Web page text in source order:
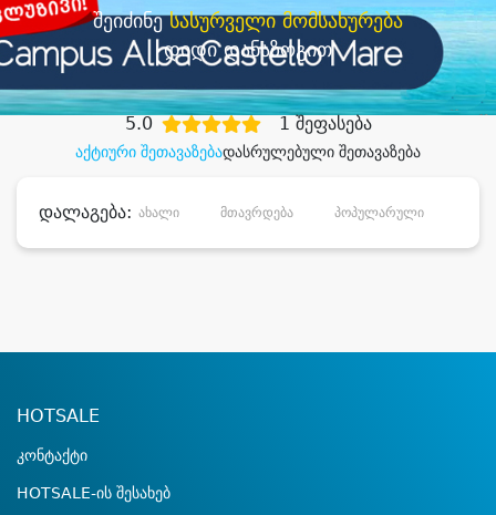
შეიძინესასურველი მომსახურება
დიდი დანაზოგით
აქტიური შეთავაზებადასრულებული შეთავაზება
5.0 1 შეფასება
დალაგება: ახალი მთავრდება პოპულარული
HOTSALE
კონტაქტი
HOTSALE-ის შესახებ